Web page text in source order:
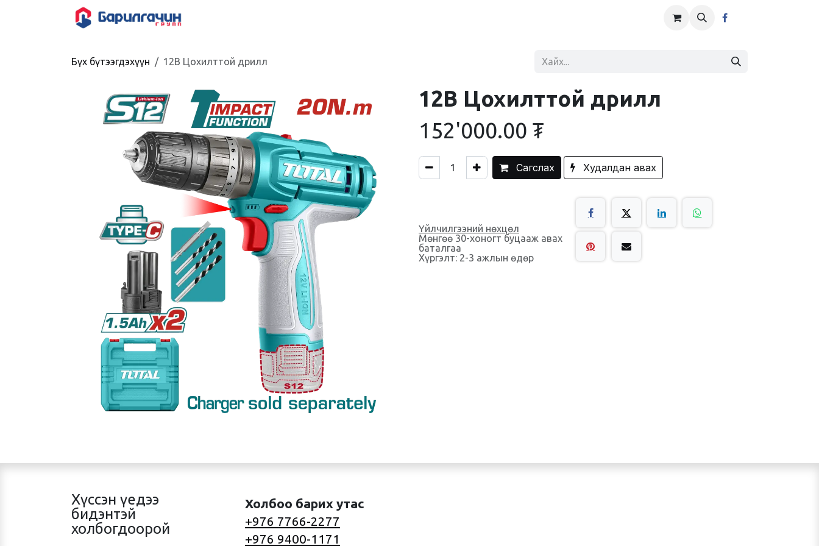
Бүх бүтээгдэхүүн 12В Цохилттой дрилл
12В Цохилттой дрилл
152'000.00 ₮
Сагслах Худалдан авах
Үйлчилгээний нөхцөл
Мөнгөө 30-хоногт буцааж авах
баталгаа
Хүргэлт: 2-3 ажлын өдөр
Хүссэн үедээ
бидэнтэй
холбогдоорой
Холбоо барих утас
+976 7766-2277
+976 9400-1171